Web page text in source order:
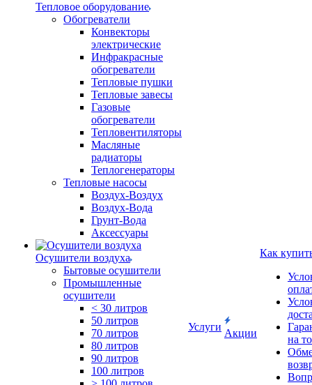
Тепловое оборудование
Обогреватели
Конвекторы
электрические
Инфракрасные
обогреватели
Тепловые пушки
Тепловые завесы
Газовые
обогреватели
Тепловентиляторы
Масляные
радиаторы
Теплогенераторы
Тепловые насосы
Воздух-Воздух
Воздух-Вода
Грунт-Вода
Аксессуары
Осушители воздуха
Бытовые осушители
Промышленные
осушители
< 30 литров
50 литров
70 литров
80 литров
90 литров
100 литров
Услуги
Акции
Как
на